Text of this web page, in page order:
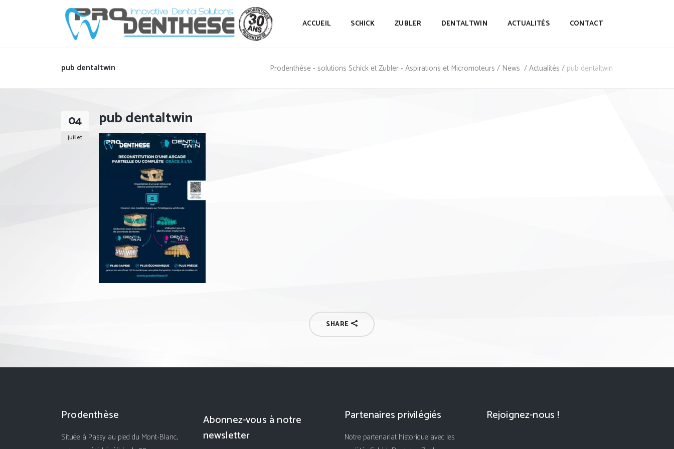
ACCUEIL SCHICK ZUBLER DENTALTWIN ACTUALITÉS CONTACT
pub dentaltwin Prodenthèse - solutions Schick et Zubler - Aspirations et Micromoteurs / News /Actualités / pub dentaltwin
04
juillet
pub dentaltwin
SHARE
Prodenthèse
Située à Passy au pied du Mont-Blanc,
Abonnez-vous à notre
newsletter
Partenaires privilégiés
Notre partenariat historique avec les
Rejoignez-nous !